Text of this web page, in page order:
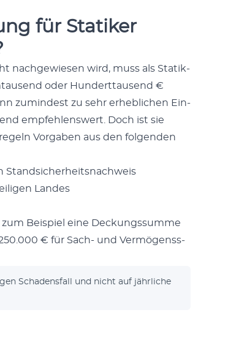
für Statiker
nachgewiesen wird, muss als Sta­tik­
oder Hun­dert­tausend €
zumin­d­est zu sehr erhe­blichen Ein­
empfehlenswert. Doch ist sie
Vor­gaben aus den fol­gen­den
Stand­sicher­heit­snach­weis
Lan­des
Beispiel eine Deck­ungssumme
€ für Sach- und Ver­mö­genss­
Schadens­fall und nicht auf jährliche